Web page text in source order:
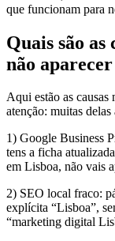
que funcionam para
Quais são as
não aparecer
Aqui estão as
atenção: muitas
1) Google Business
tens a ficha
em Lisboa, não vais
2) SEO local fraco:
explícita “Lisboa”,
“marketing digital